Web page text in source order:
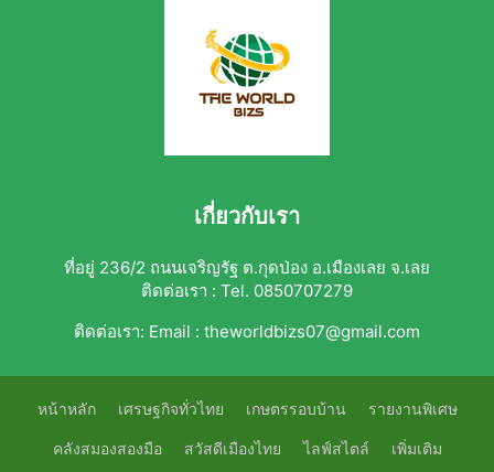
เกี่ยวกับเรา
ที่อยู่ 236/2 ถนนเจริญรัฐ ต.กุดป่อง อ.เมืองเลย จ.เลย
ติดต่อเรา : Tel. 0850707279
ติดต่อเรา: Email : theworldbizs07@gmail.com
หน้าหลัก เศรษฐกิจทั่วไทย เกษตรรอบบ้าน รายงานพิเศษ
คลังสมองสองมือ สวัสดีเมืองไทย ไลฟ์สไตล์ เพิ่มเติม